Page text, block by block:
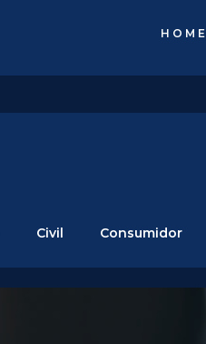
HOME
Civil Consumidor